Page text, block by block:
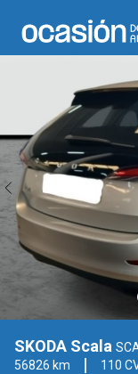
SKODA Scala
56826 km
110